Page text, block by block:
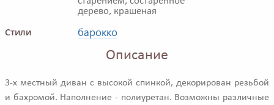
дерево, крашеная
Стили барокко
Описание
3-х местный диван с высокой спинкой, декорирован резьбой
и бахромой. Наполнение - полиуретан. Возможны различные